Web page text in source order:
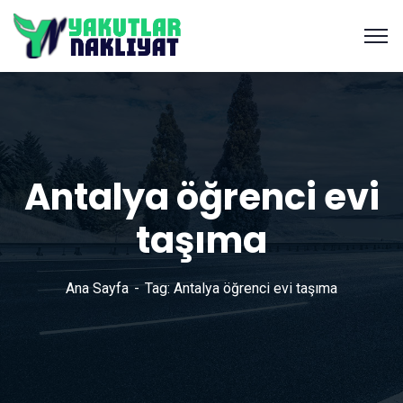
Antalya öğrenci evi
taşıma
Ana Sayfa Tag: Antalya öğrenci evi taşıma